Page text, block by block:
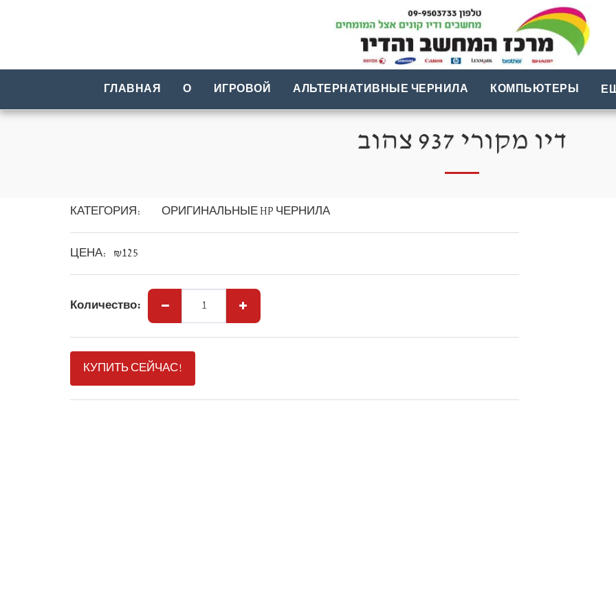
ГЛАВНАЯ О ИГРОВОЙ АЛЬТЕРНАТИВНЫЕ ЧЕРНИЛА КОМПЬЮТЕРЫ
דיו מקורי 937 צהוב
КАТЕГОРИЯ: ОРИГИНАЛЬНЫЕ HP ЧЕРНИЛА
ЦЕНА: ₪125
Количество:
КУПИТЬ СЕЙЧАС!